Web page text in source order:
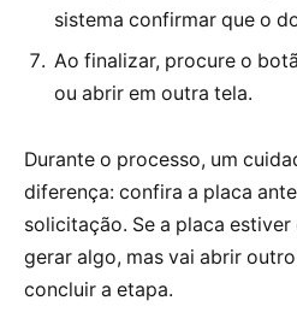
sistema confirmar que o
Ao finalizar, procure o
ou abrir em outra tela.
Durante o processo, um
diferença: confira a placa
solicitação. Se a placa
gerar algo, mas vai abrir
concluir a etapa.